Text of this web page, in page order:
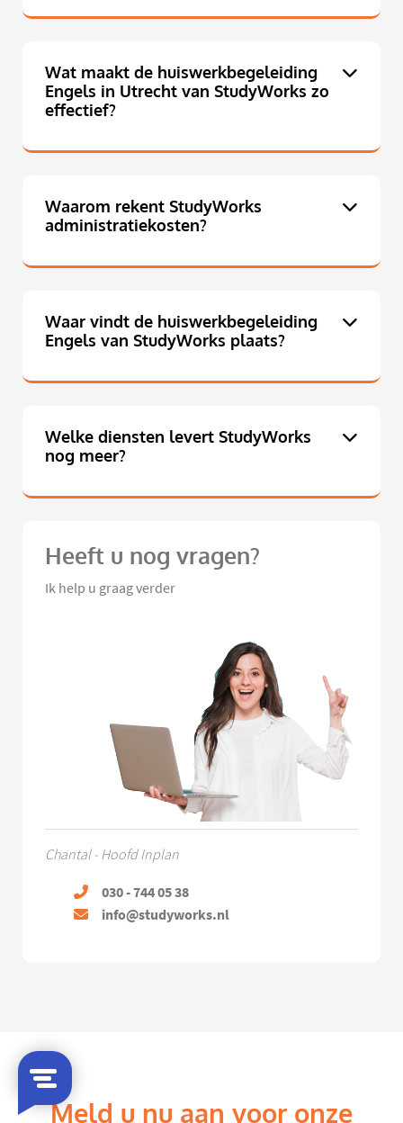
Wat maakt de huiswerkbegeleiding
Engels in Utrecht van StudyWorks zo
effectief?
Waarom rekent StudyWorks
administratiekosten?
Waar vindt de huiswerkbegeleiding
Engels van StudyWorks plaats?
Welke diensten levert StudyWorks
nog meer?
Heeft u nog vragen?
Ik help u graag verder
Chantal - Hoofd Inplan
030 - 744 05 38
info@studyworks.nl
Meld u nu aan voor onze